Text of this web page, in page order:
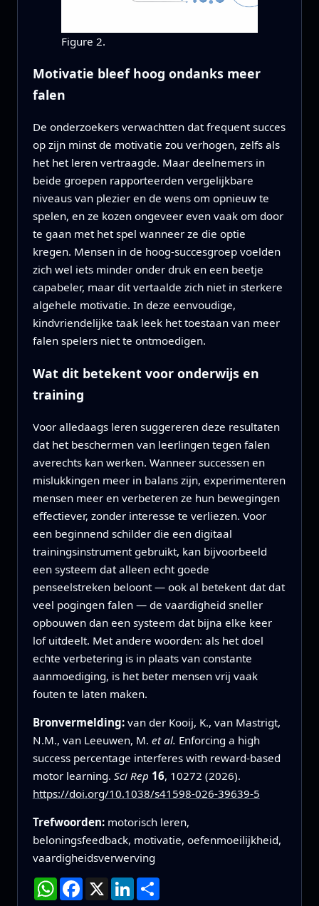
Figure 2.
Motivatie bleef hoog ondanks meer
falen
De onderzoekers verwachtten dat frequent succes
op zijn minst de motivatie zou verhogen, zelfs als
het het leren vertraagde. Maar deelnemers in
beide groepen rapporteerden vergelijkbare
niveaus van plezier en de wens om opnieuw te
spelen, en ze kozen ongeveer even vaak om door
te gaan met het spel wanneer ze die optie
kregen. Mensen in de hoog-succesgroep voelden
zich wel iets minder onder druk en een beetje
capabeler, maar dit vertaalde zich niet in sterkere
algehele motivatie. In deze eenvoudige,
kindvriendelijke taak leek het toestaan van meer
falen spelers niet te ontmoedigen.
Wat dit betekent voor onderwijs en
training
Voor alledaags leren suggereren deze resultaten
dat het beschermen van leerlingen tegen falen
averechts kan werken. Wanneer successen en
mislukkingen meer in balans zijn, experimenteren
mensen meer en verbeteren ze hun bewegingen
effectiever, zonder interesse te verliezen. Voor
een beginnend schilder die een digitaal
trainingsinstrument gebruikt, kan bijvoorbeeld
een systeem dat alleen echt goede
penseelstreken beloont — ook al betekent dat dat
veel pogingen falen — de vaardigheid sneller
opbouwen dan een systeem dat bijna elke keer
lof uitdeelt. Met andere woorden: als het doel
echte verbetering is in plaats van constante
aanmoediging, is het beter mensen vrij vaak
fouten te laten maken.
Bronvermelding: van der Kooij, K., van Mastrigt,
N.M., van Leeuwen, M. et al. Enforcing a high
success percentage interferes with reward-based
motor learning. Sci Rep 16, 10272 (2026).
https://doi.org/10.1038/s41598-026-39639-5
Trefwoorden: motorisch leren,
beloningsfeedback, motivatie, oefenmoeilijkheid,
vaardigheidsverwerving
WhatsApp
Facebook
X LinkedIn
Deel